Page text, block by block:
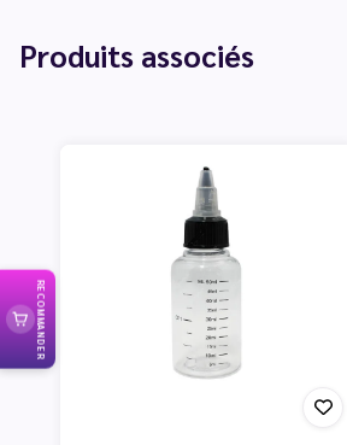
Produits associés
RECOMMANDER